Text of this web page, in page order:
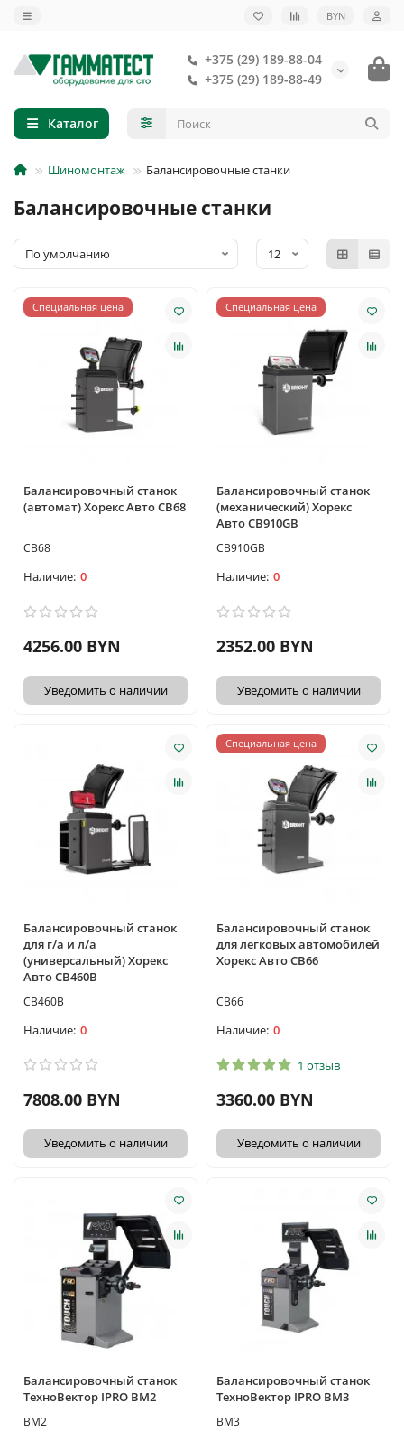
BYN
+375 (29) 189-88-04
+375 (29) 189-88-49
Каталог
Шиномонтаж Балансировочные станки
Балансировочные станки
Специальная цена
Балансировочный станок
(автомат) Хорекс Авто СВ68
CB68
0
4256.00 BYN
Уведомить о наличии
Специальная цена
Балансировочный станок
(механический) Хорекс
Авто CB910GB
CB910GB
0
2352.00 BYN
Уведомить о наличии
Балансировочный станок
для г/а и л/а
(универсальный) Хорекс
Авто СB460B
СВ460В
0
7808.00 BYN
Уведомить о наличии
Специальная цена
Балансировочный станок
для легковых автомобилей
Хорекс Авто CB66
CB66
0
1 отзыв
3360.00 BYN
Уведомить о наличии
Балансировочный станок
ТехноВектор IPRO BM2
BM2
Балансировочный станок
ТехноВектор IPRO BM3
BM3